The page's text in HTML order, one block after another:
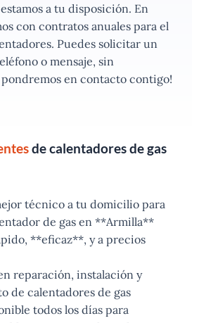
a tu disposición. En
con contratos anuales para el
Puedes solicitar un
o mensaje, sin
pondremos en contacto contigo!
de calentadores de gas
técnico a tu domicilio para
de gas en **Armilla**
**eficaz**, y a precios
reparación, instalación y
de calentadores de gas
todos los días para